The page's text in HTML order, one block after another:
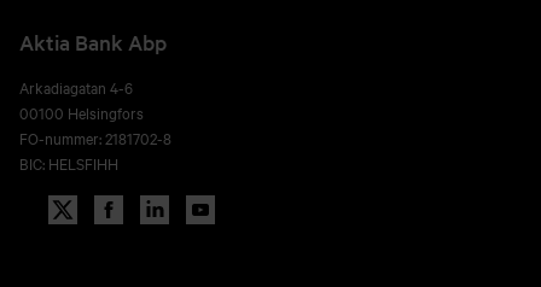
Aktia Bank Abp
Arkadiagatan 4-6
00100 Helsingfors
FO-nummer: 2181702-8
BIC: HELSFIHH